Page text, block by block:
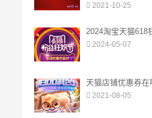
2021-10-25
2024淘宝天猫618
2024-05-07
天猫店铺优惠券在
2021-08-05